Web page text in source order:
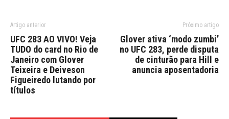
Artigo anterior
UFC 283 AO VIVO! Veja
TUDO do card no Rio de
Janeiro com Glover
Teixeira e Deiveson
Figueiredo lutando por
títulos
Próximo artigo
Glover ativa ‘modo zumbi’
no UFC 283, perde disputa
de cinturão para Hill e
anuncia aposentadoria